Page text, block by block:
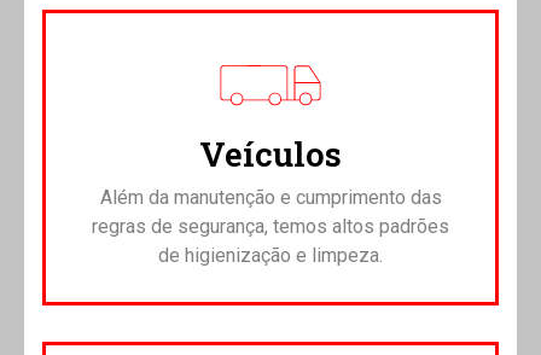
Veículos
Além da manutenção e cumprimento das
regras de segurança, temos altos padrões
de higienização e limpeza.